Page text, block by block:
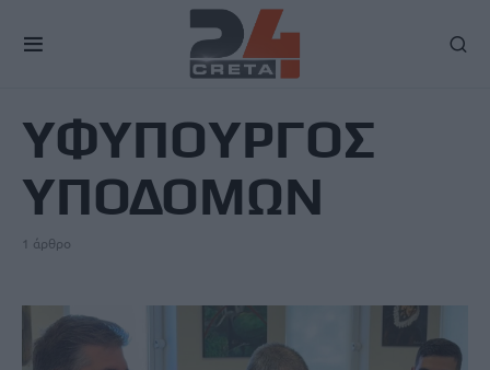
ΥΦΥΠΟΥΡΓΟΣ
ΥΠΟΔΟΜΩΝ
1 άρθρο